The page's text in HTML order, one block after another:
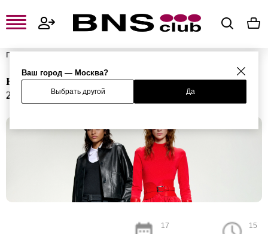
Ваш город — Москва?
Выбрать другой Да
Главная
КОЛЛЕКЦИЯ KARL LAGERFELD RESORT
2025
17
15